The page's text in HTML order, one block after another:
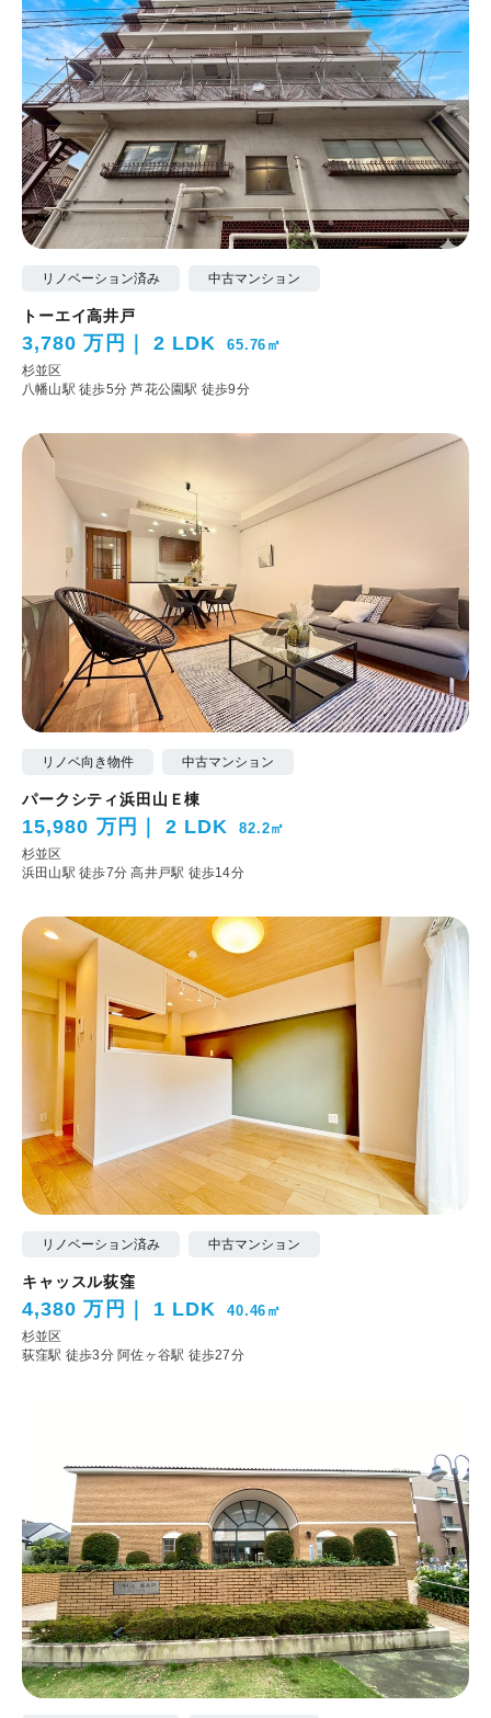
リノベーション済み 中古マンション
トーエイ高井戸
3,780 万円 2 LDK 65.76㎡
杉並区
八幡山駅 徒歩5分芦花公園駅 徒歩9分
リノベ向き物件 中古マンション
パークシティ浜田山Ｅ棟
15,980 万円 2 LDK 82.2㎡
杉並区
浜田山駅 徒歩7分高井戸駅 徒歩14分
リノベーション済み 中古マンション
キャッスル荻窪
4,380 万円 1 LDK 40.46㎡
杉並区
荻窪駅 徒歩3分 阿佐ヶ谷駅 徒歩27分